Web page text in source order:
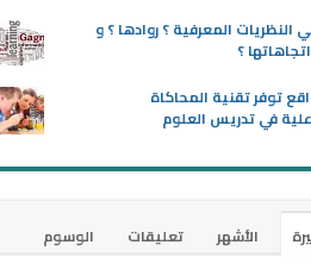
النظريات المعرفية ؟ روادها ؟ و
؟
توفر تقنية المحاكاة
في تدريس العلوم
الأشهر تعليقات
الوسوم